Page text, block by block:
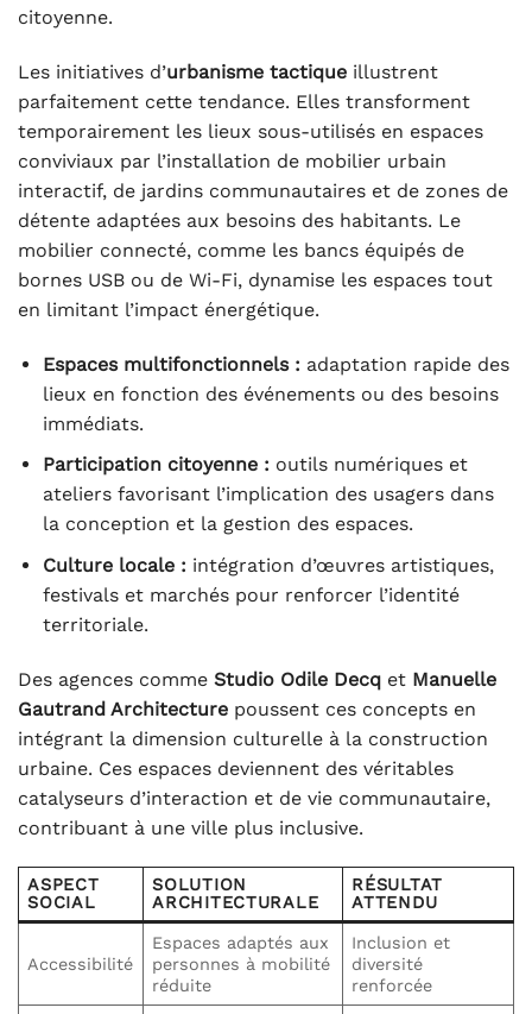
citoyenne.
Les initiatives d’urbanisme tactique illustrent
parfaitement cette tendance. Elles transforment
temporairement les lieux sous-utilisés en espaces
conviviaux par l’installation de mobilier urbain
interactif, de jardins communautaires et de zones de
détente adaptées aux besoins des habitants. Le
mobilier connecté, comme les bancs équipés de
bornes USB ou de Wi-Fi, dynamise les espaces tout
en limitant l’impact énergétique.
Espaces multifonctionnels : adaptation rapide des
lieux en fonction des événements ou des besoins
immédiats.
Participation citoyenne : outils numériques et
ateliers favorisant l’implication des usagers dans
la conception et la gestion des espaces.
Culture locale : intégration d’œuvres artistiques,
festivals et marchés pour renforcer l’identité
territoriale.
Des agences comme Studio Odile Decq et Manuelle
Gautrand Architecture poussent ces concepts en
intégrant la dimension culturelle à la construction
urbaine. Ces espaces deviennent des véritables
catalyseurs d’interaction et de vie communautaire,
contribuant à une ville plus inclusive.
ASPECT
SOCIAL
SOLUTION
ARCHITECTURALE
RÉSULTAT
ATTENDU
Accessibilité
Espaces adaptés aux
personnes à mobilité
réduite
Inclusion et
diversité
renforcée